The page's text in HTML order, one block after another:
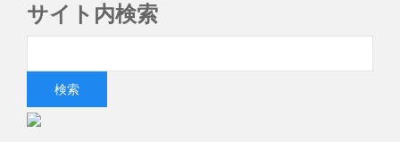
サイト内検索